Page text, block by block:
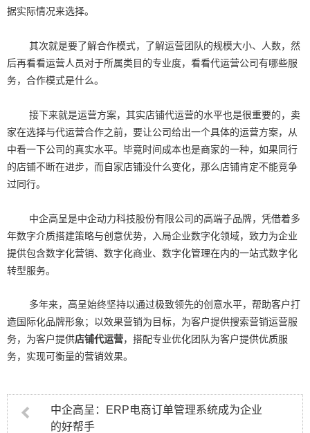
据实际情况来选择。
其次就是要了解合作模式，了解运营团队的规模大小、人数，然
后再看看运营人员对于所属类目的专业度，看看代运营公司有哪些服
务，合作模式是什么。
接下来就是运营方案，其实店铺代运营的水平也是很重要的，卖
家在选择与代运营合作之前，要让公司给出一个具体的运营方案，从
中看一下公司的真实水平。毕竟时间成本也是商家的一种，如果同行
的店铺不断在进步，而自家店铺没什么变化，那么店铺肯定不能竞争
过同行。
中企高呈是中企动力科技股份有限公司的高端子品牌，凭借着多
年数字介质搭建策略与创意优势，入局企业数字化领域，致力为企业
提供包含数字化营销、数字化商业、数字化管理在内的一站式数字化
转型服务。
多年来，高呈始终坚持以通过极致领先的创意水平，帮助客户打
造国际化品牌形象；以效果营销为目标，为客户提供搜索营销运营服
务，为客户提供店铺代运营，搭配专业优化团队为客户提供优质服
务，实现可衡量的营销效果。
中企高呈：ERP电商订单管理系统成为企业
的好帮手